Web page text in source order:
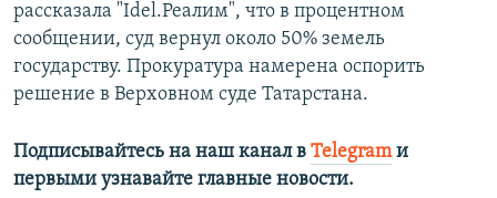
рассказала "Idel.Реалим", что в процентном
сообщении, суд вернул около 50% земель
государству. Прокуратура намерена оспорить
решение в Верховном суде Татарстана.
Подписывайтесь на наш канал в Telegramи
первыми узнавайте главные новости.​